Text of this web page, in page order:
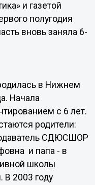
и газетой
полугодия
вновь заняла 6-
в Нижнем
Начала
с 6 лет.
родители:
СДЮСШОР
и папа - в
школы
В 2003 году